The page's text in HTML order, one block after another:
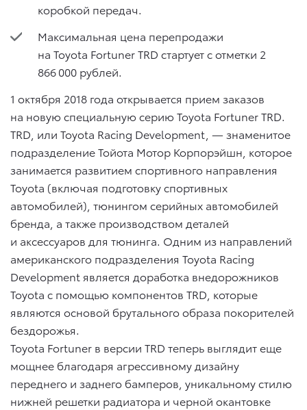
коробкой передач.
Максимальная цена перепродажи
на Toyota Fortuner TRD стартует с отметки 2
866 000 рублей.
1 октября 2018 года открывается прием заказов
на новую специальную серию Toyota Fortuner TRD.
TRD, или Toyota Racing Development, — знаменитое
подразделение Тойота Мотор Корпорэйшн, которое
занимается развитием спортивного направления
Toyota (включая подготовку спортивных
автомобилей), тюнингом серийных автомобилей
бренда, а также производством деталей
и аксессуаров для тюнинга. Одним из направлений
американского подразделения Toyota Racing
Development является доработка внедорожников
Toyota с помощью компонентов TRD, которые
являются основой брутального образа покорителей
бездорожья.
Toyota Fortuner в версии TRD теперь выглядит еще
мощнее благодаря агрессивному дизайну
переднего и заднего бамперов, уникальному стилю
нижней решетки радиатора и черной окантовке